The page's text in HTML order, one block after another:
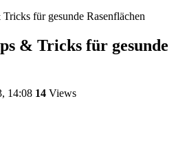
für gesunde Rasenflächen
& Tricks für gesunde
14:08 14 Views